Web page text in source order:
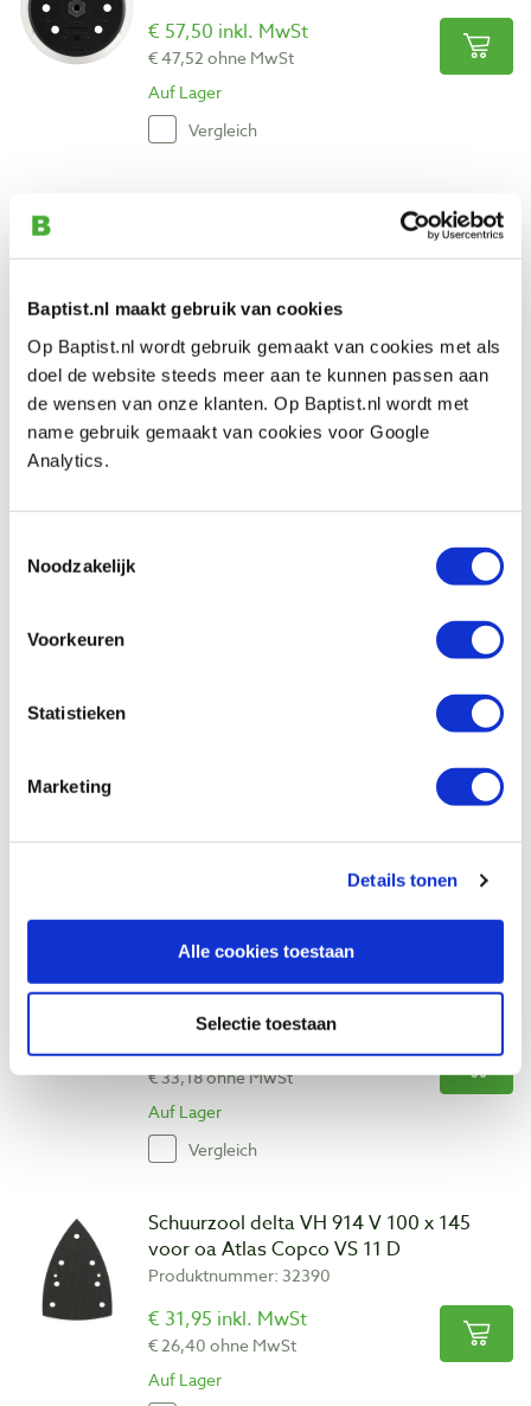
Baptist.nl maakt gebruik van cookies
Op Baptist.nl wordt gebruik gemaakt van cookies met als
doel de website steeds meer aan te kunnen passen aan
de wensen van onze klanten. Op Baptist.nl wordt met
name gebruik gemaakt van cookies voor Google
Analytics.
Noodzakelijk
Voorkeuren
Statistieken
Marketing
Details tonen
Alle cookies toestaan
Selectie toestaan
€ 57,50 inkl. MwSt
€ 47,52 ohne MwSt
Auf Lager
Vergleich
Festool 2 stuks schuurplaten SU/GG-BS
Produktnummer: 747395
€ 23,25 inkl. MwSt
€ 19,21 ohne MwSt
Auf Lager
Vergleich
Festool schuurzool SSH Delta200
Auf Lager
Schuurzool VH 904 V 80 x 133 voor oa
Atlas Copco VS 11
€ 40,15 inkl. MwSt
€ 33,18 ohne MwSt
Auf Lager
Vergleich
Schuurzool delta VH 914 V 100 x 145
voor oa Atlas Copco VS 11 D
Produktnummer: 32390
€ 31,95 inkl. MwSt
€ 26,40 ohne MwSt
Auf Lager